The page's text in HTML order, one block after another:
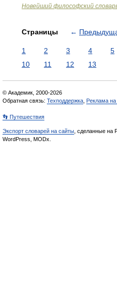
Новейший философский
Страницы ←
1 2 3 4 5
10
11 12 13
© Академик, 2000-2026
Обратная связь: Техподдержка Реклама на
👣 Путешествия
Экспорт словарей на сайты , сделанные на
WordPress, MODx.